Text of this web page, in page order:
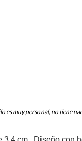
es muy personal, no tiene